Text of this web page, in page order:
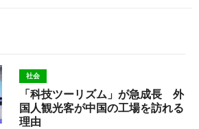
n
k
社会
「科技ツーリズム」が急成長 外
国人観光客が中国の工場を訪れる
理由